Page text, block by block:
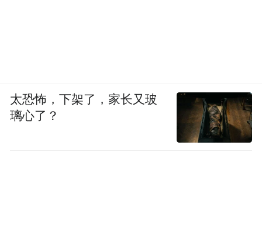
太恐怖，下架了，家长又玻
璃心了？